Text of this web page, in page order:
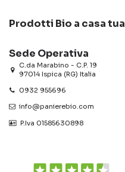
Prodotti Bio a casa tua
Sede Operativa
C.da Marabino - C.P. 19
97014 Ispica (RG) Italia
0932 955696
info@panierebio.com
‎‎‎‎‎ P.Iva 01585630898